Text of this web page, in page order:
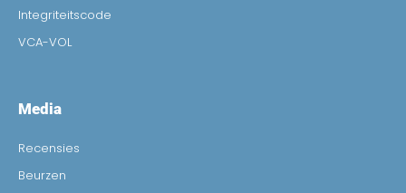
Integriteitscode
VCA-VOL
Media
Recensies
Beurzen